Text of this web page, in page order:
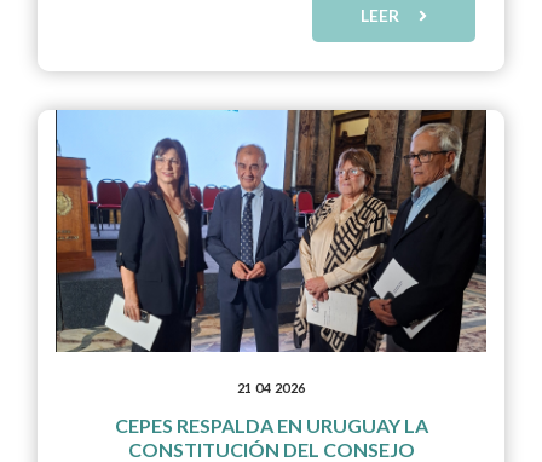
LEER
21 04 2026
CEPES RESPALDA EN URUGUAY LA
CONSTITUCIÓN DEL CONSEJO